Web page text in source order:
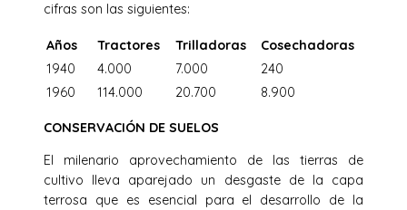
cifras son las siguientes:
Años Tractores Trilladoras
Cosechadoras
1940
4.000 7.000
240
1960
114.000 20.700 8.900
CONSERVACIÓN DE SUELOS
El milenario aprovechamiento de las tierras de
cultivo lleva aparejado un desgaste de la capa
terrosa que es esencial para el desarrollo de la